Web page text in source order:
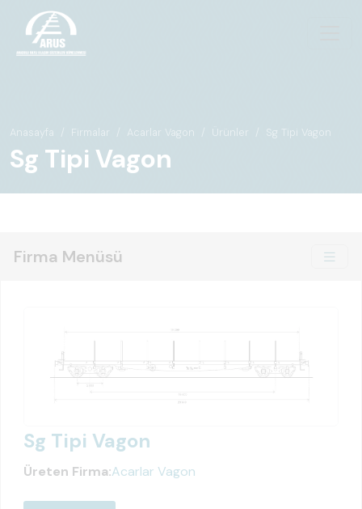
Anasayfa Firmalar Acarlar Vagon Ürünler Sg Tipi Vagon
Sg Tipi Vagon
Firma Menüsü
Sg Tipi Vagon
Üreten Firma:Acarlar Vagon